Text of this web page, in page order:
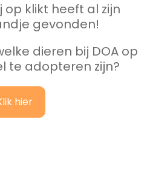
op klikt heeft al zijn
gevonden!
dieren bij DOA op
te adopteren zijn?
hier